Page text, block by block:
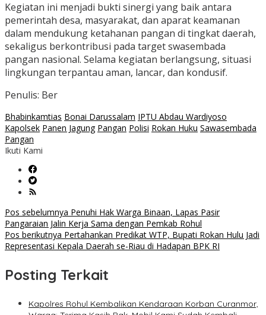
Kegiatan ini menjadi bukti sinergi yang baik antara
pemerintah desa, masyarakat, dan aparat keamanan
dalam mendukung ketahanan pangan di tingkat daerah,
sekaligus berkontribusi pada target swasembada
pangan nasional. Selama kegiatan berlangsung, situasi
lingkungan terpantau aman, lancar, dan kondusif.
Penulis: Ber
Bhabinkamtias Bonai Darussalam IPTU Abdau Wardiyoso
Kapolsek Panen Jagung Pangan Polisi Rokan Huku Sawasembada
Pangan
Ikuti Kami
Navigasi
pos
Pos sebelumnya Penuhi Hak Warga Binaan, Lapas Pasir
Pangaraian Jalin Kerja Sama dengan Pemkab Rohul
Pos berikutnya Pertahankan Predikat WTP, Bupati Rokan Hulu Jadi
Representasi Kepala Daerah se-Riau di Hadapan BPK RI
Posting Terkait
Kapolres Rohul Kembalikan Kendaraan Korban Curanmor,